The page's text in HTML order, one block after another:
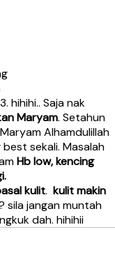
hihihi.. Saja nak
Maryam. Setahun
Alhamdulillah
sekali. Masalah
Hb low, kencing
kulit. kulit makin
sila jangan muntah
dah. hihihii